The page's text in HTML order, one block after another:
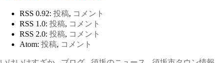
RSS 0.92: 投稿, コメント
RSS 1.0: 投稿, コメント
RSS 2.0: 投稿, コメント
Atom: 投稿, コメント